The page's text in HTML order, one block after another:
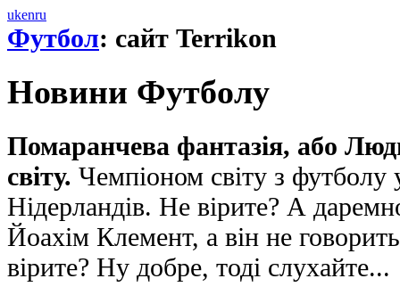
ukenru
Футбол: сайт Terrikon
Новини Футболу
Помаранчева фантазія, або
світу. Чемпіоном світу з футболу
Нідерландів. Не вірите? А
Йоахім Клемент, а він не
вірите? Ну добре, тоді слухайте...